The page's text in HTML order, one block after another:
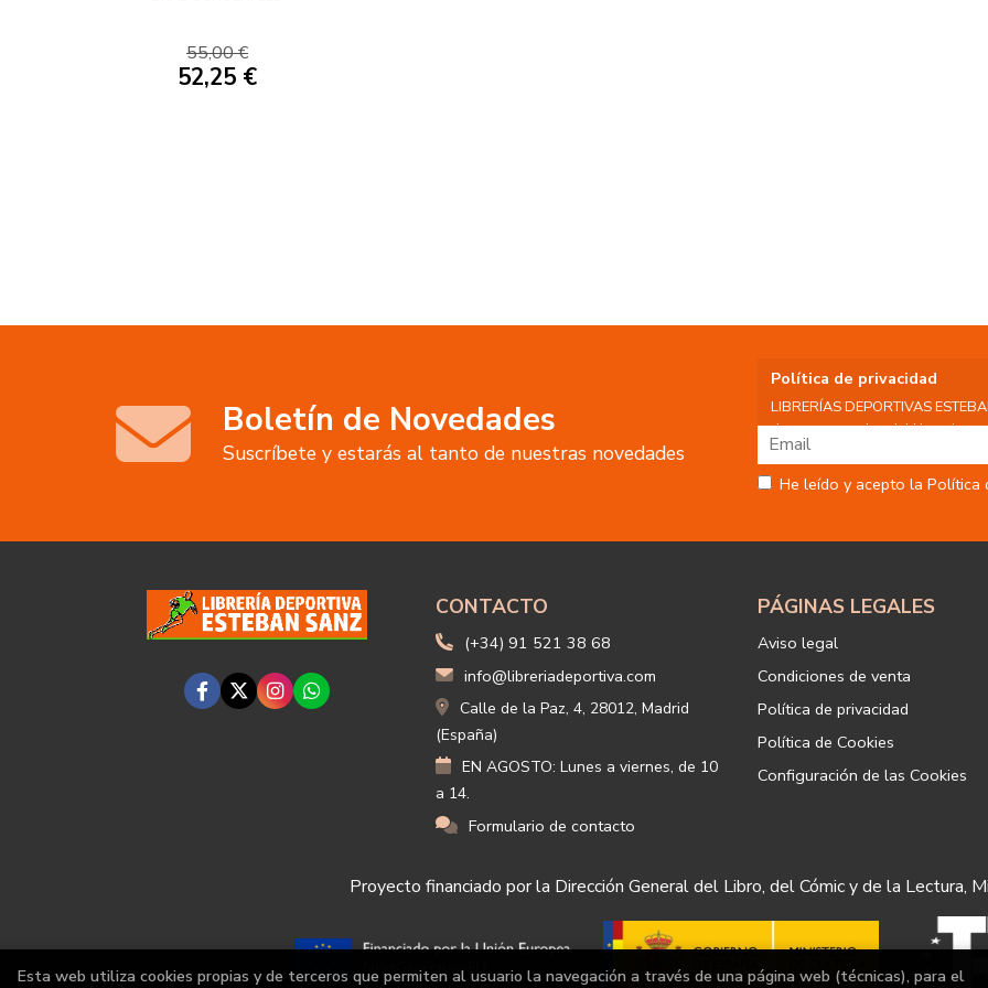
55,00 €
52,25 €
Boletín de Novedades
Suscríbete y estarás al tanto de nuestras novedades
Política de privacidad
LIBRERÍAS DEPORTIVAS
datos personales del Usuario,
tratamiento:
Fin del tratamiento: mantener
nuestros servicios y productos a
actividad principal de la web,
Legitimación: está basada en el
Criterios de conservación de los
suprimirán con medidas de
los datos.
Destinatarios: no se cederán a
Derechos que asisten al Usuario:
a) Derecho a retirar el
protección de datos https://
Puede ejercer estos derechos
postal, ambos con la fotocopia
Responsable del tratamiento:
He leído y acepto la Política
CONTACTO
(+34) 91 521 38 68
info@libreriadeportiva.com
Calle de la Paz, 4, 28012, Madrid
(España)
EN AGOSTO: Lunes a viernes, de 10
a 14.
Formulario de contacto
PÁGINAS LEGALES
Aviso legal
Condiciones de venta
Política de privacidad
Política de Cookies
Configuración de las Cookies
Proyecto financiado por la Dirección General del Libro, del Cómic y de la Lectura,
Esta web utiliza cookies propias y de terceros que permiten al usuario la navegación a través de una página web (técnicas), para el